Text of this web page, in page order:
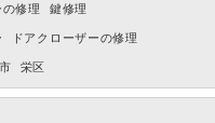
の修理 鍵修理
ドアクローザーの修理
栄区